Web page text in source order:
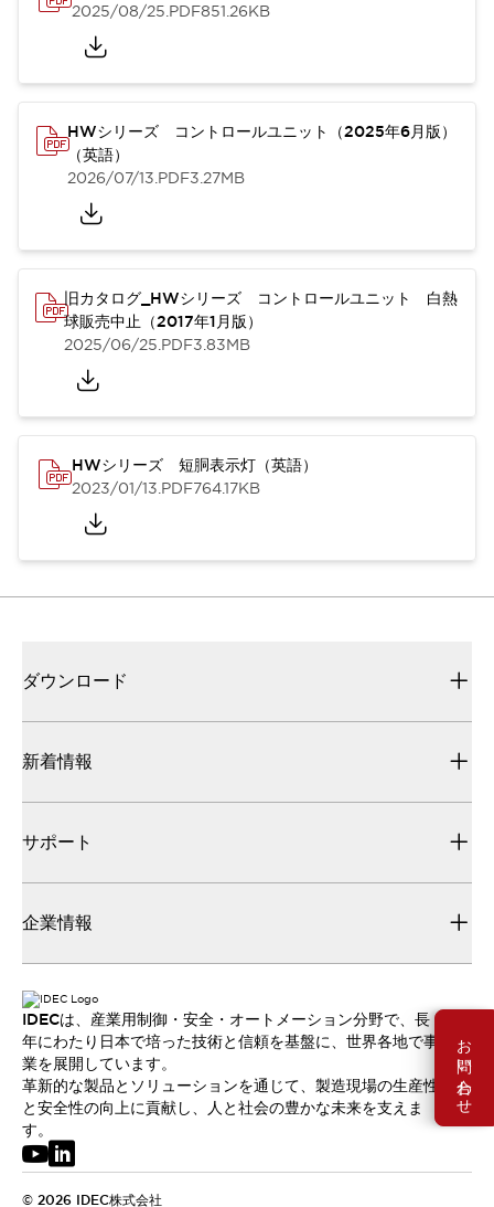
お問い合わせ
2025/08/25.PDF851.26KB
HWシリーズ コントロールユニット（2025年6月版）
（英語）
2026/07/13.PDF3.27MB
旧カタログ_HWシリーズ コントロールユニット 白熱
球販売中止（2017年1月版）
2025/06/25.PDF3.83MB
HWシリーズ 短胴表示灯（英語）
2023/01/13.PDF764.17KB
ダウンロード
新着情報
サポート
企業情報
IDECは、産業用制御・安全・オートメーション分野で、長
年にわたり日本で培った技術と信頼を基盤に、世界各地で事
業を展開しています。
革新的な製品とソリューションを通じて、製造現場の生産性
と安全性の向上に貢献し、人と社会の豊かな未来を支えま
す。
© 2026 IDEC株式会社